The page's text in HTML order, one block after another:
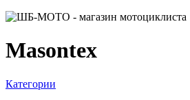
Masontex
Категории